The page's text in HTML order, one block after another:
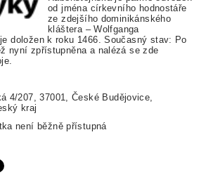
od jména církevního hodnostáře
ze zdejšího dominikánského
kláštera – Wolfganga
doložen k roku 1466. Současný stav: Po
nyní zpřístupněna a nalézá se zde
4/207, 37001, České Budějovice,
kraj
není běžně přístupná